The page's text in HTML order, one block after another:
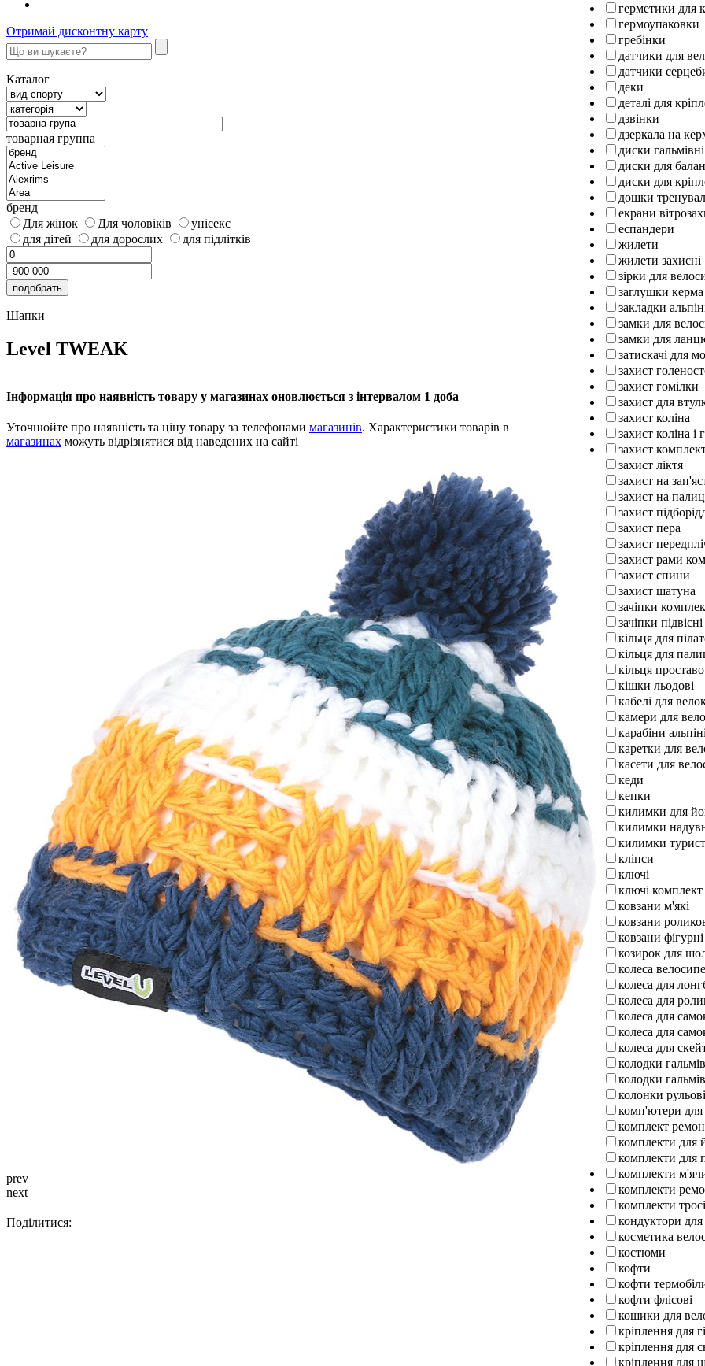
герметики для
гермоупаковки
гребінки
датчики для
датчики
деки
деталі для
дзвінки
дзеркала на
диски
диски для
диски для
дошки
екрани
еспандери
жилети
жилети захисні
зірки для
заглушки керма
закладки
замки для
замки для
затискачі для
захист
захист гомілки
захист для
захист коліна
захист коліна і
захист
захист ліктя
захист на
захист на
захист
захист пера
захист
захист рами
захист спини
захист шатуна
зачіпки
зачіпки підвісні
кільця для
кільця для
кільця
кішки льодові
кабелі для
камери для
карабіни
каретки для
касети для
кеди
кепки
килимки для
килимки
килимки
кліпси
ключі
ключі
ковзани м'які
ковзани
ковзани фігурні
козирок для
колеса
колеса для
колеса для
колеса для
колеса для
колеса для
колодки
колодки
колонки
комп'ютери для
комплект
комплекти для
комплекти для
комплекти
комплекти
комплекти
кондуктори
косметика
костюми
кофти
кофти
кофти флісові
кошики для
кріплення для
кріплення для
кріплення для
Отримай дисконтну карту
Каталог
товарная группа
бренд
Для жінок
Для чоловіків
унісекс
для дітей
для дорослих для підлітків
Шапки
Level TWEAK
Інформація про наявність товару у магазинах оновлюється з інтервалом 1 доба
Уточнюйте про наявність та ціну товару за телефонами магазинів. Характеристики товарів в
магазинах можуть відрізнятися від наведених на сайті
prev
next
Поділитися: